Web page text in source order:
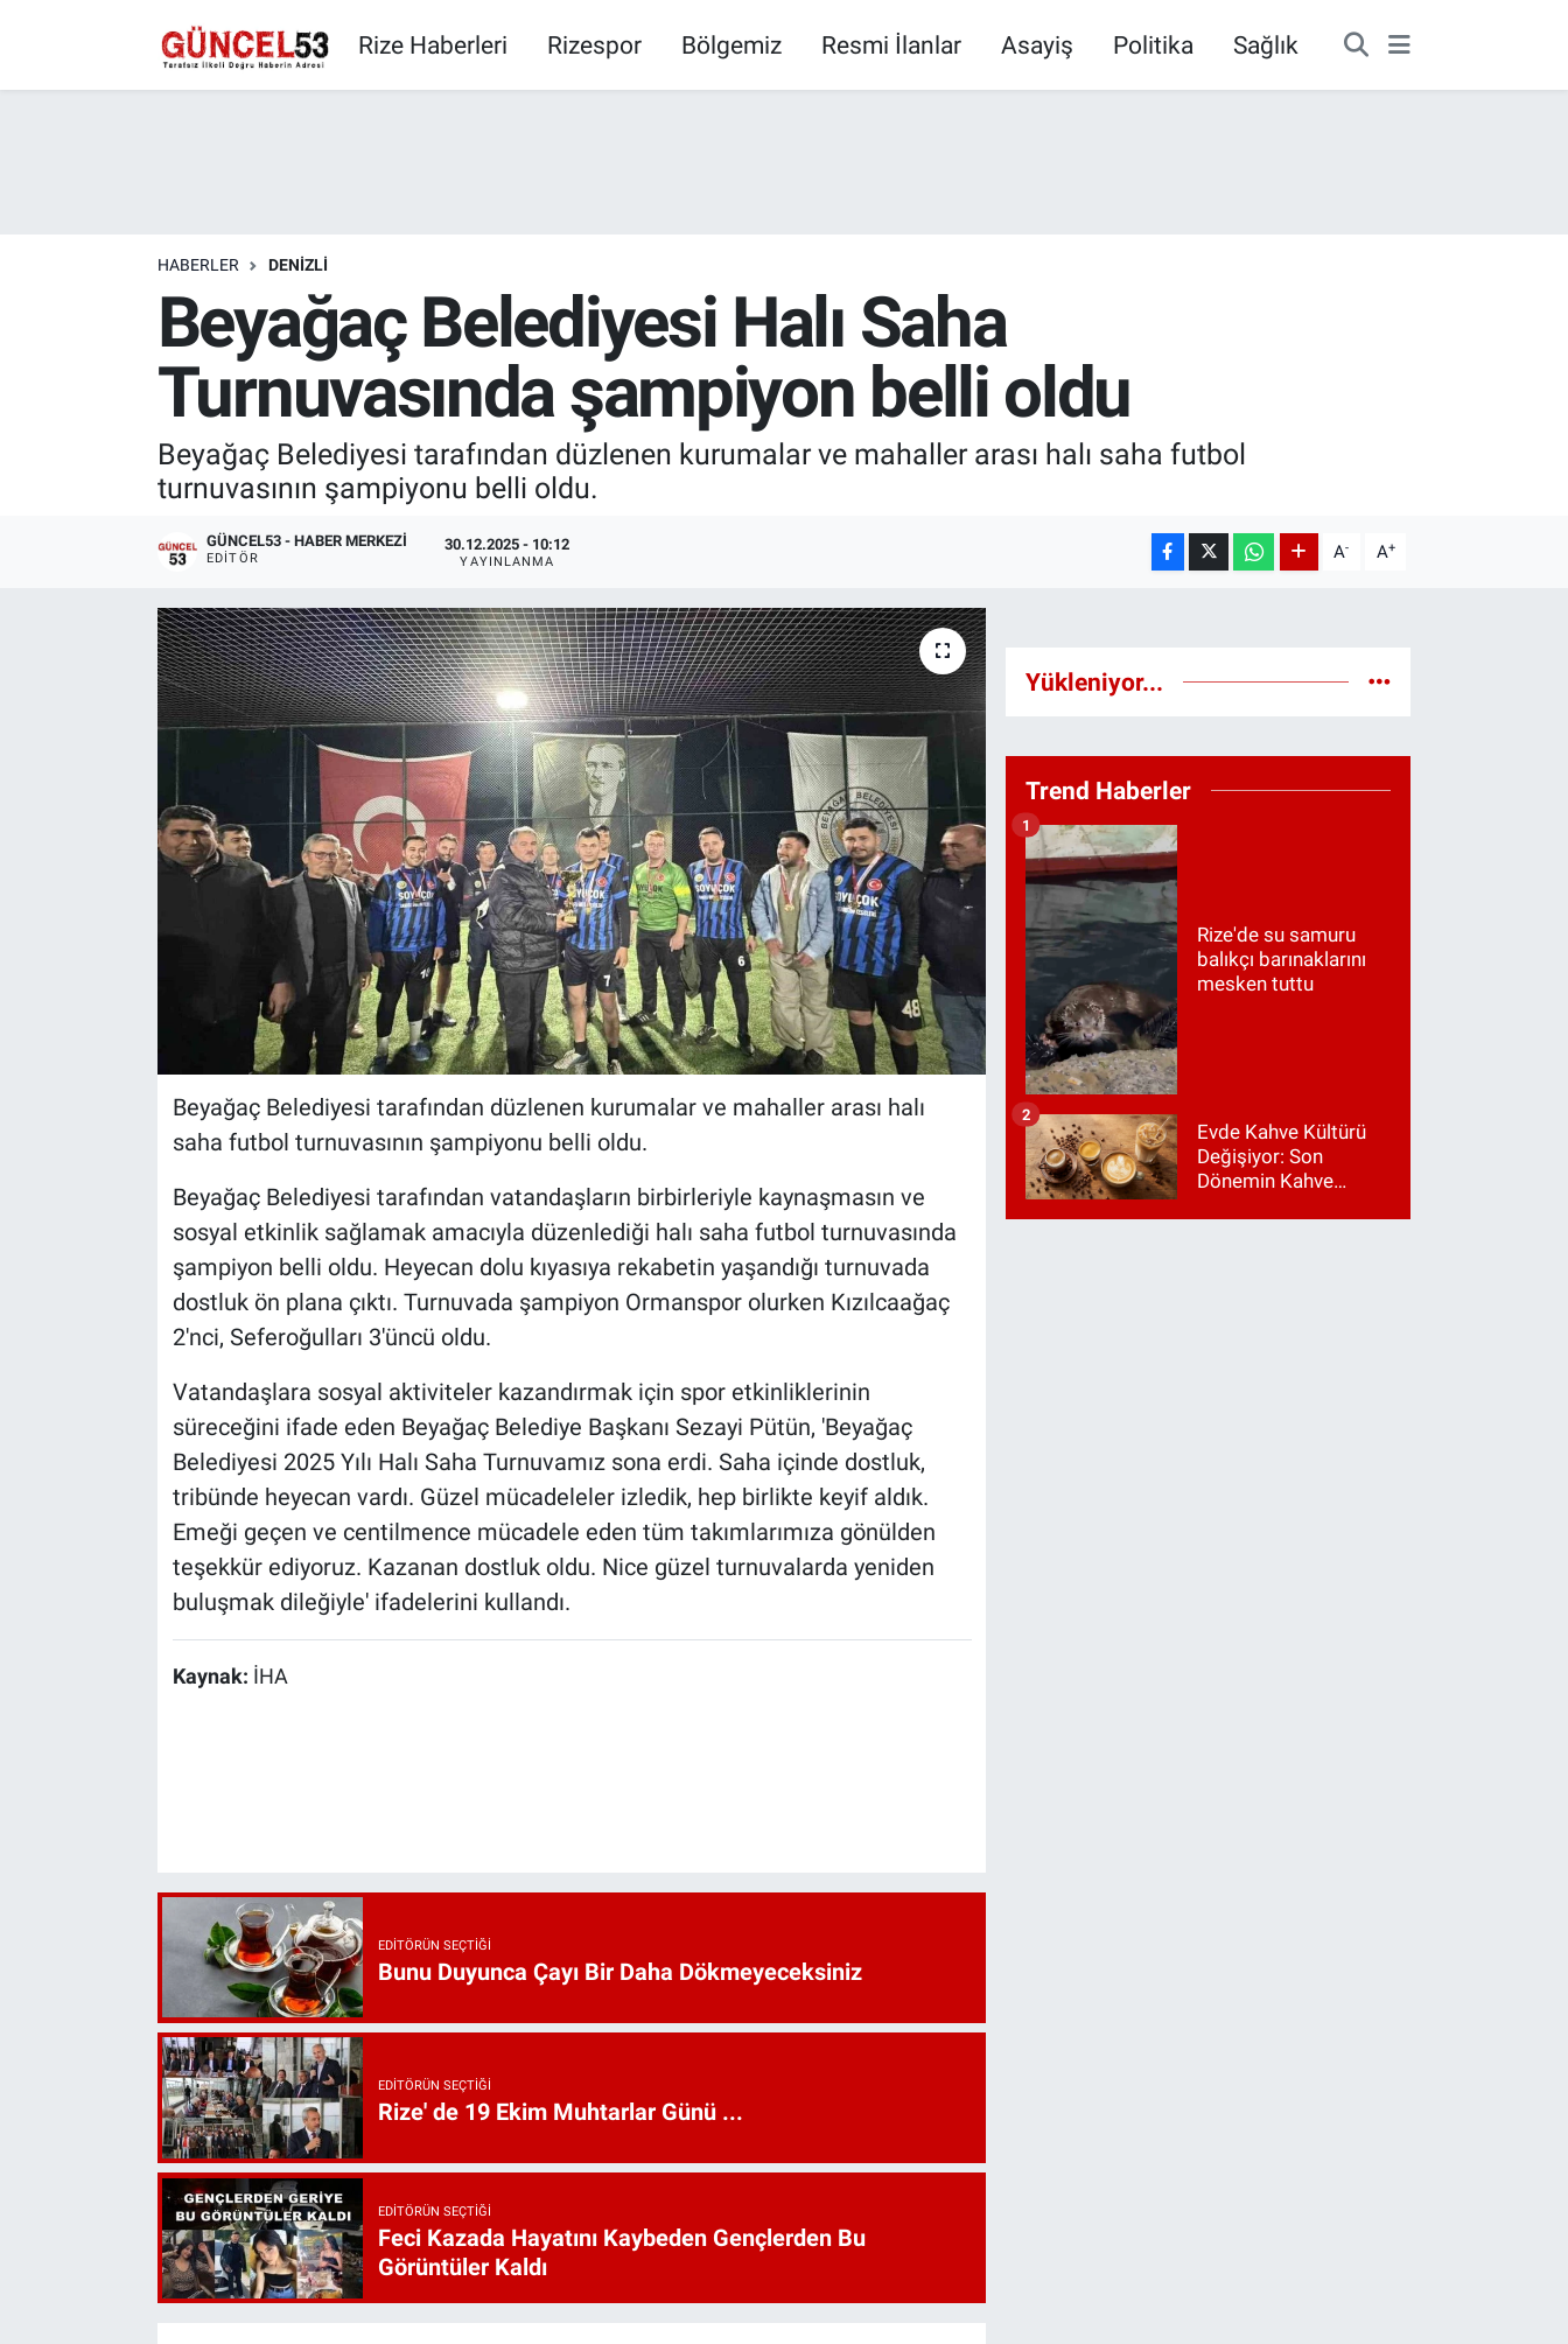
Rize Haberleri Rizespor Bölgemiz Resmi İlanlar Asayiş Politika Sağlık
HABERLER DENIZLI
Beyağaç Belediyesi Halı Saha
Turnuvasında şampiyon belli oldu
Beyağaç Belediyesi tarafından düzlenen kurumalar ve mahaller arası halı saha futbol
turnuvasının şampiyonu belli oldu.
GÜNCEL53 - HABER MERKEZI
EDITÖR
30.12.2025 - 10:12
YAYINLANMA A- A+
Beyağaç Belediyesi tarafından düzlenen kurumalar ve mahaller arası halı
saha futbol turnuvasının şampiyonu belli oldu.
Beyağaç Belediyesi tarafından vatandaşların birbirleriyle kaynaşmasın ve
sosyal etkinlik sağlamak amacıyla düzenlediği halı saha futbol turnuvasında
şampiyon belli oldu. Heyecan dolu kıyasıya rekabetin yaşandığı turnuvada
dostluk ön plana çıktı. Turnuvada şampiyon Ormanspor olurken Kızılcaağaç
2'nci, Seferoğulları 3'üncü oldu.
Vatandaşlara sosyal aktiviteler kazandırmak için spor etkinliklerinin
süreceğini ifade eden Beyağaç Belediye Başkanı Sezayi Pütün, 'Beyağaç
Belediyesi 2025 Yılı Halı Saha Turnuvamız sona erdi. Saha içinde dostluk,
tribünde heyecan vardı. Güzel mücadeleler izledik, hep birlikte keyif aldık.
Emeği geçen ve centilmence mücadele eden tüm takımlarımıza gönülden
teşekkür ediyoruz. Kazanan dostluk oldu. Nice güzel turnuvalarda yeniden
buluşmak dileğiyle' ifadelerini kullandı.
Kaynak: İHA
EDITÖRÜN SEÇTIĞI
Bunu Duyunca Çayı Bir Daha Dökmeyeceksiniz
EDITÖRÜN SEÇTIĞI
Rize' de 19 Ekim Muhtarlar Günü ...
EDITÖRÜN SEÇTIĞI
Feci Kazada Hayatını Kaybeden Gençlerden Bu
Görüntüler Kaldı
Yükleniyor...
Trend Haberler
Rize'de su samuru
balıkçı barınaklarını
mesken tuttu
1
Evde Kahve Kültürü
Değişiyor: Son
Dönemin Kahve
2